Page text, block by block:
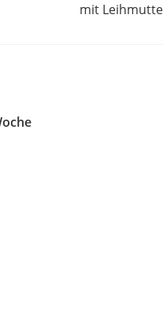
mit